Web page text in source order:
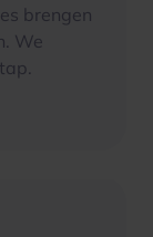
brengen
We